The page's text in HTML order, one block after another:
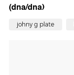
(dna/dna)
johny g plate